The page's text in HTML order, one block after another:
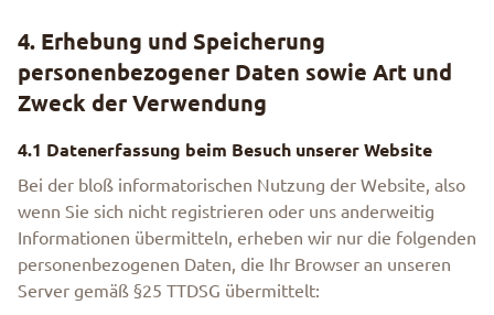
4. Erhebung und Speicherung
personenbezogener Daten sowie Art und
Zweck der Verwendung
4.1 Datenerfassung beim Besuch unserer Website
Bei der bloß informatorischen Nutzung der Website, also
wenn Sie sich nicht registrieren oder uns anderweitig
Informationen übermitteln, erheben wir nur die folgenden
personenbezogenen Daten, die Ihr Browser an unseren
Server gemäß §25 TTDSG übermittelt: